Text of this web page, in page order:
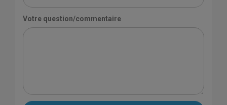
Votre question/commentaire